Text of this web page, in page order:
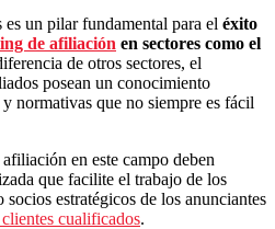
un pilar fundamental para el éxito
de afiliación en sectores como el
de otros sectores, el
posean un conocimiento
normativas que no siempre es fácil
en este campo deben
que facilite el trabajo de los
estratégicos de los anunciantes
cualificados.